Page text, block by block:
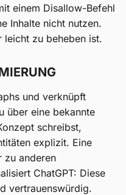
einem Disallow-Befehl
Inhalte nicht nutzen.
leicht zu beheben ist.
und verknüpft
über eine bekannte
schreibst,
explizit. Eine
zu anderen
ChatGPT: Diese
vertrauenswürdig.